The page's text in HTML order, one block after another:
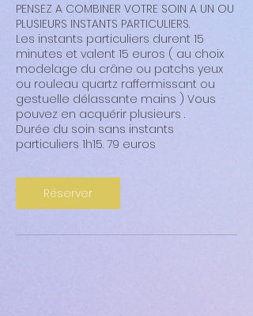
PENSEZ A COMBINER VOTRE SOIN A UN OU
PLUSIEURS INSTANTS PARTICULIERS.
Les instants particuliers durent 15
minutes et valent 15 euros ( au choix
modelage du crâne ou patchs yeux
ou rouleau quartz raffermissant ou
gestuelle délassante mains ) Vous
pouvez en acquérir plusieurs .
Durée du soin sans instants
particuliers 1h15. 79 euros
Réserver